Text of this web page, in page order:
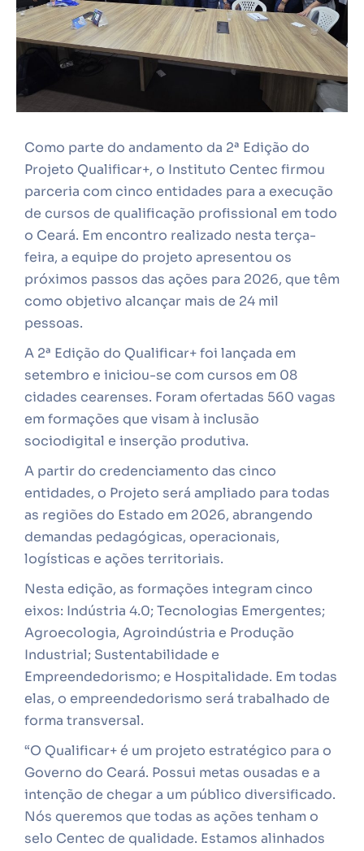
Como parte do andamento da 2ª Edição do
Projeto Qualificar+, o Instituto Centec firmou
parceria com cinco entidades para a execução
de cursos de qualificação profissional em todo
o Ceará. Em encontro realizado nesta terça-
feira, a equipe do projeto apresentou os
próximos passos das ações para 2026, que têm
como objetivo alcançar mais de 24 mil
pessoas.
A 2ª Edição do Qualificar+ foi lançada em
setembro e iniciou-se com cursos em 08
cidades cearenses. Foram ofertadas 560 vagas
em formações que visam à inclusão
sociodigital e inserção produtiva.
A partir do credenciamento das cinco
entidades, o Projeto será ampliado para todas
as regiões do Estado em 2026, abrangendo
demandas pedagógicas, operacionais,
logísticas e ações territoriais.
Nesta edição, as formações integram cinco
eixos: Indústria 4.0; Tecnologias Emergentes;
Agroecologia, Agroindústria e Produção
Industrial; Sustentabilidade e
Empreendedorismo; e Hospitalidade. Em todas
elas, o empreendedorismo será trabalhado de
forma transversal.
“O Qualificar+ é um projeto estratégico para o
Governo do Ceará. Possui metas ousadas e a
intenção de chegar a um público diversificado.
Nós queremos que todas as ações tenham o
selo Centec de qualidade. Estamos alinhados